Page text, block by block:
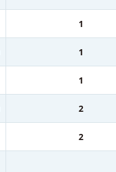
1
1
1
2
2